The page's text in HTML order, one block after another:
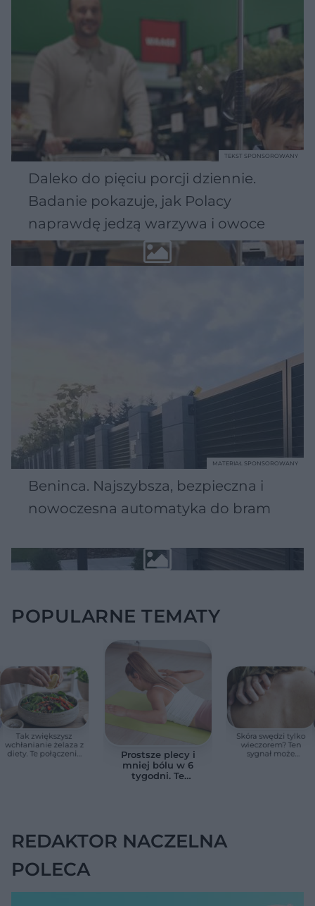
Daleko do pięciu porcji dziennie.
Badanie pokazuje, jak Polacy
naprawdę jedzą warzywa i owoce
TEKST SPONSOROWANY
Beninca. Najszybsza, bezpieczna i
nowoczesna automatyka do bram
MATERIAŁ SPONSOROWANY
POPULARNE TEMATY
Tak zwiększysz
wchłanianie żelaza z
diety. Te połączenia
Prostsze plecy i
mniej bólu w 6
tygodni. Te
Skóra swędzi tylko
wieczorem? Ten
sygnał może
REDAKTOR NACZELNA
POLECA